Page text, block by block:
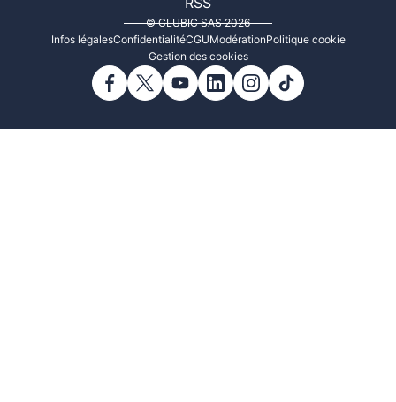
RSS
© CLUBIC SAS 2026
Infos légalesConfidentialitéCGUModérationPolitique cookie
Gestion des cookies